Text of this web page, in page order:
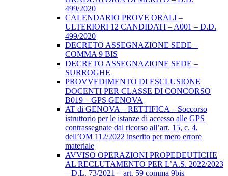
499/2020
CALENDARIO PROVE ORALI –
ULTERIORI 12 CANDIDATI – A001 – D.D.
499/2020
DECRETO ASSEGNAZIONE SEDE –
COMMA 9 BIS
DECRETO ASSEGNAZIONE SEDE –
SURROGHE
PROVVEDIMENTO DI ESCLUSIONE
DOCENTI PER CLASSE DI CONCORSO
B019 – GPS GENOVA
AT di GENOVA – RETTIFICA – Soccorso
istruttorio per le istanze di accesso alle GPS
contrassegnate dal ricorso all’art. 15, c. 4,
dell’OM 112/2022 inserito per mero errore
materiale
AVVISO OPERAZIONI PROPEDEUTICHE
AL RECLUTAMENTO PER L’A.S. 2022/2023
– D.L. 73/2021 – art. 59 comma 9bis